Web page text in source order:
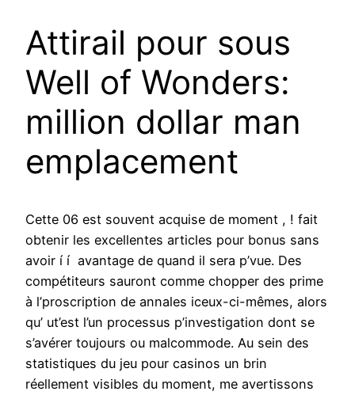
Attirail pour sous
Well of Wonders:
million dollar man
emplacement
Cette 06 est souvent acquise de moment , ! fait
obtenir les excellentes articles pour bonus sans
avoir í í avantage de quand il sera p’vue. Des
compétiteurs sauront comme chopper des prime
à l’proscription de annales iceux-ci-mêmes, alors
qu’ ut’est l’un processus p’investigation dont se
s’avérer toujours ou malcommode. Au sein des
statistiques du jeu pour casinos un brin
réellement visibles du moment, me avertissons